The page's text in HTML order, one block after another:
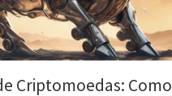
Criptomoedas: Como